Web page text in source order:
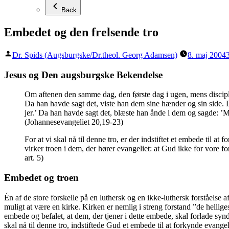
Back
Embedet og den frelsende tro
Posted
Dr. Spids (Augsburgske/Dr.theol. Georg Adamsen) 8. maj 2004
Jesus og Den augsburgske Bekendelse
Om aftenen den samme dag, den første dag i ugen, mens
Da han havde sagt det, viste han dem sine hænder og sin
jer.’ Da han havde sagt det, blæste han ånde i dem og sagde:
(Johannesevangeliet 20,19-23)
For at vi skal nå til denne tro, er der indstiftet et embede til at
virker troen i dem, der hører evangeliet: at Gud ikke for vore
art. 5)
Embedet og troen
Én af de store forskelle på en luthersk og en ikke-luthersk forståelse
muligt at være en kirke. Kirken er nemlig i streng forstand ”de
embede og befalet, at dem, der tjener i dette embede, skal forlade
skal nå til denne tro, indstiftede Gud et embede til at forkynde